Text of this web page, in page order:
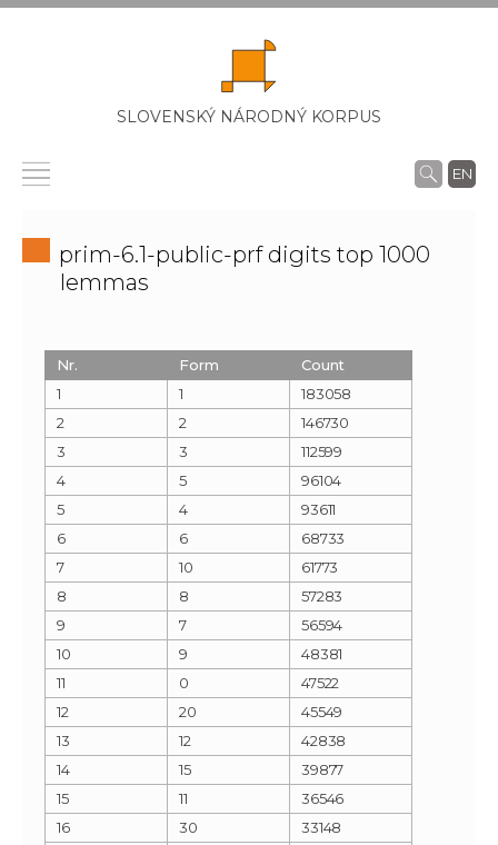
SLOVENSKÝ NÁRODNÝ KORPUS
EN
prim-6.1-public-prf digits top 1000
lemmas
Nr. Form
Count
1
1
183058
2
2
146730
3
3
112599
4
5
96104
5
4
93611
6
6
68733
7
10
61773
8
8
57283
9
7
56594
10
9
48381
11
0
47522
12
20
45549
13
12
42838
14
15
39877
15
11
36546
16
30
33148